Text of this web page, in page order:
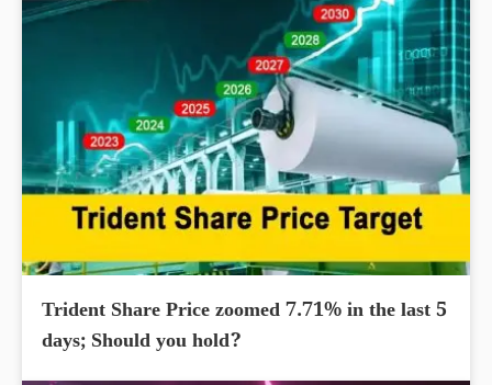
Trident Share Price zoomed 7.71% in the last 5
days; Should you hold?